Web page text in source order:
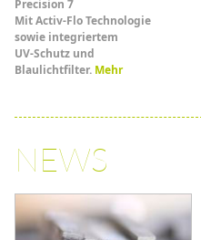
Precision 7
Mit Activ-Flo Technologie
sowie integriertem
UV-Schutz und
Blaulichtfilter. Mehr
NEWS